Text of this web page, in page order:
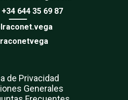
644 35 69 87
raconetvega
de Privacidad
Generales